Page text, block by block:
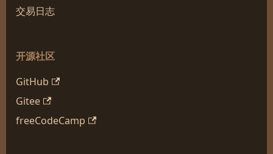
交易日志
开源社区
GitHub
Gitee
freeCodeCamp